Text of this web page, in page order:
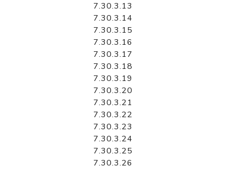
7.30.3.13
7.30.3.14
7.30.3.15
7.30.3.16
7.30.3.17
7.30.3.18
7.30.3.19
7.30.3.20
7.30.3.21
7.30.3.22
7.30.3.23
7.30.3.24
7.30.3.25
7.30.3.26